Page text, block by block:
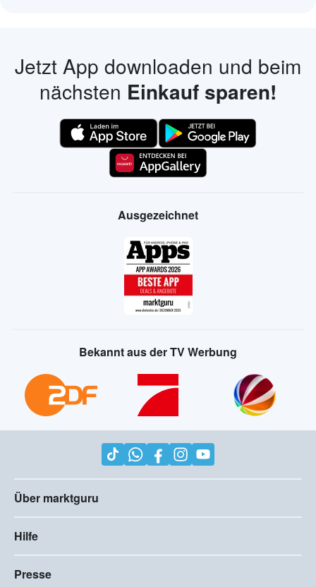
Jetzt App downloaden und beim
nächsten Einkauf sparen!
Ausgezeichnet
Bekannt aus der TV Werbung
Über marktguru
Hilfe
Presse